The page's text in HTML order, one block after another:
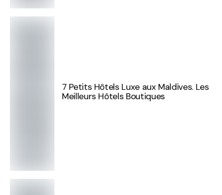
7 Petits Hôtels Luxe aux Maldives. Les
Meilleurs Hôtels Boutiques